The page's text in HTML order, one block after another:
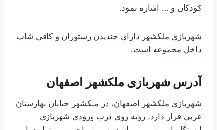
کودکان و … اشاره نمود.
شهربازی ملکشهر دارای چندیدن رستوران و کافی شاپ
داخل مجموعه است.
آدرس شهربازی ملکشهر اصفهان
شهربازی ملکشهر اصفهان، در ملکشهر خیابان بهارستان
غربی قرار دارد. روبه روی درب ورودی شهربازی